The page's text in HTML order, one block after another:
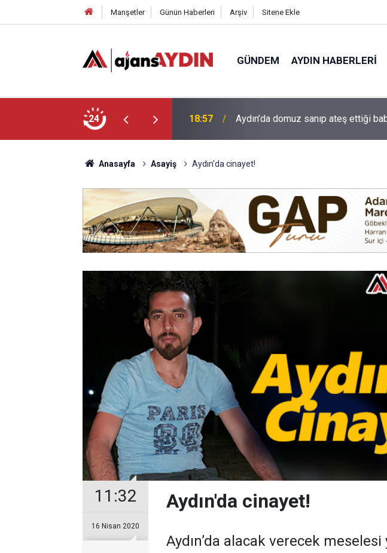
Manşetler Günün Haberleri Arşiv Sitene Ekle
GÜNDEM AYDIN HABERLERI
24
ölümüne neden oldu 18:13 Yeni Parti'nin Aydın kurucu yönetimi
Anasayfa Asayiş Aydın'da cinayet!
11:32
16 Nisan 2020
Aydın'da cinayet!
Aydın’da alacak verecek